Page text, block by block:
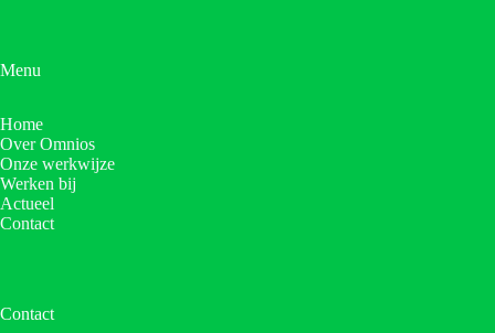
Menu
Home
Over Omnios
Onze werkwijze
Werken bij
Actueel
Contact
Contact